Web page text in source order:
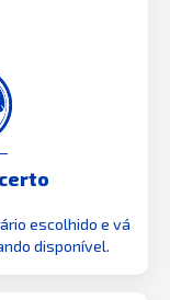
escolhido e vá
disponível.